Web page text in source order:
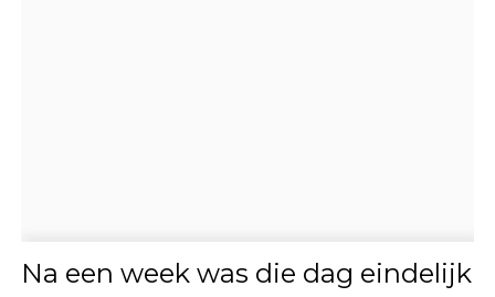
Na een week was die dag eindelijk